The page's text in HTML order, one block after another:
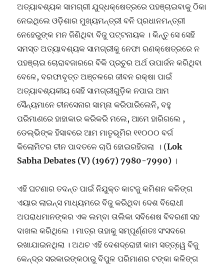
ଅତ୍ୟାବଶ୍ୟକ ସାମଗ୍ରୀ ଯୁଦ୍ଧକ୍ଷେତ୍ରରେ ପହଞ୍ଚାଇବାକୁ ଠିକା
ନେଇଥିଲେ ଓଡ଼ିଶାର ମୁଖ୍ୟମନ୍ତ୍ରୀ ବନି ପ୍ରଧାନମନ୍ତ୍ରୀ
ନେହେରୁଙ୍କ ମନ ଜିଣିଥିବା ବିଜୁ ପଟ୍ଟନାୟକ । କିନ୍ତୁ ସେ ସେହି
ସମସ୍ତ ଅତ୍ୟାବଶ୍ୟକ ସାମଗ୍ରୀକୁ ନେଫା ରଣକ୍ଷେତ୍ରରେ ନ
ପହଞ୍ଚାଇ ଚୋରାବଜାରରେ ବିକି ପ୍ରଚୁର ଅର୍ଥ ଉପାର୍ଜନ କରିଥିବା
ବେଳେ, ବରଫାବୃତ୍ତ ଅଞ୍ଚଳରେ ଜୀବନ ରକ୍ଷା ପାଇଁ
ଅତ୍ୟାବଶ୍ୟକୀୟ ସେହି ସାମଗ୍ରୀଗୁଡ଼ିକ ନପାଇ ଆମ
ସୈନ୍ୟମାନେ ଚୀନସେନାର ସାମ୍ନା କରିପାରିଲେନି, ବହୁ
ପରିମାଣରେ ହାହାକାର କରିକରି ମଲେ, ଆମେ ହାରିଗଲେ ,
ଡେଲ୍ଭିଙ୍କ ହିସାବରେ ଆମ ମାତୃଭୂମିର ୧୧୦୦୦ ବର୍ଗ
କିଲୋମିଟର ଚୀନ ପାଦତଳେ ଚାପି ହୋଇରହିଗଲା । (Lok
Sabha Debates (V) (1967) 7980-7990) ।
ଏହି ଘଟଣାର ତଦନ୍ତ ପାଇଁ ନିଯୁକ୍ତ କାଟଜୁ କମିଶନ କଳିଙ୍ଗ
ଏୟାର ଲାଇନ୍ସ ମାଧ୍ୟମରେ ବିଜୁ କରିଥିବା ଦେଶ ବିରୋଧୀ
ଅପରାଧମାନଙ୍କର ଏକ ଲମ୍ବା ତାଲିକା ସବିଶେଷ ବିବରଣୀ ସହ
ଦାଖଲ କରିଥିଲେ । ମାତ୍ର ତାହାକୁ ସମ୍ପୂର୍ଣ୍ଣତଃ ସଂସଦରେ
ରଖାଯାଇନଥିଲା । ଅଥଚ ଏହି ଦେଶଦ୍ରୋହୀ କାମ ସତ୍ତ୍ୱେ ବିଜୁ
କେନ୍ଦ୍ର ସରକାରଙ୍କଠାରୁ ବିପୁଳ ପରିମାଣର ଟଙ୍କା କଳିଙ୍ଗ